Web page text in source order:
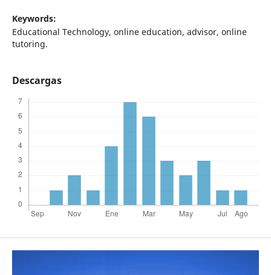
Keywords:
Educational Technology, online education, advisor, online
tutoring.
Descargas